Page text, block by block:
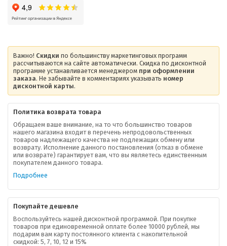
Важно! Скидки по большинству маркетинговых программ
рассчитываются на сайте автоматически. Скидка по дисконтной
программе устанавливается менеджером при оформлении
заказа. Не забывайте в комментариях указывать номер
дисконтной карты.
Политика возврата товара
Обращаем ваше внимание, на то что большинство товаров
нашего магазина входит в перечень непродовольственных
товаров надлежащего качества не подлежащих обмену или
возврату. Исполнение данного постановления (отказ в обмене
или возврате) гарантирует вам, что вы являетесь единственным
покупателем данного товара.
Подробнее
Покупайте дешевле
Воспользуйтесь нашей дисконтной программой. При покупке
товаров при единовременной оплате более 10000 рублей, мы
подарим вам карту постоянного клиента с накопительной
скидкой: 5, 7, 10, 12 и 15%
О компании
Контактная информация
Доставка
В помощь покупателю